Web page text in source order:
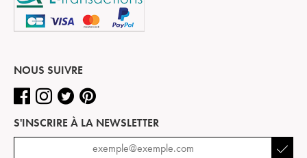
NOUS SUIVRE
S'INSCRIRE À LA NEWSLETTER